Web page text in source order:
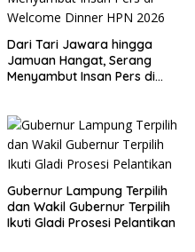
Dari Tari Jawara hingga
Jamuan Hangat, Serang
Menyambut Insan Pers di
Gubernur Lampung Terpilih
dan Wakil Gubernur Terpilih
Ikuti Gladi Prosesi Pelantikan